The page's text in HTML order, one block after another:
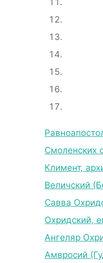
Смоленских
Климент,
Величский
Савва
Охридский,
Ангеляр
Амвросий